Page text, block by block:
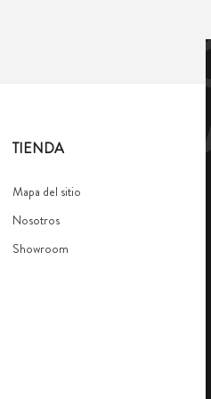
TIENDA
Mapa del sitio
Nosotros
Showroom